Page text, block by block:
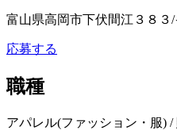
富山県高岡市下伏間江３８３
応募する
職種
アパレル(ファッション・服)